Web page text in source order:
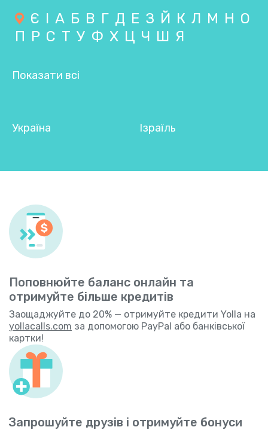
Є І А Б В Г Д Е З Й К Л М Н О
П Р С Т У Ф Х Ц Ч Ш Я
Показати всі
Україна Ізраїль
Поповнюйте баланс онлайн та
отримуйте більше кредитів
Заощаджуйте до 20% — отримуйте кредити Yolla на
yollacalls.com за допомогою PayPal або банківської
картки!
Запрошуйте друзів і отримуйте бонуси